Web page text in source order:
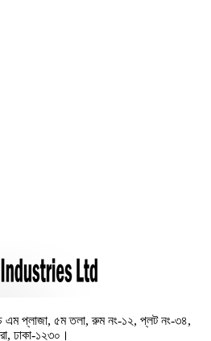
এম প্লাজা, ৫ম তলা, রুম নং-১২, প্লট নং-৩৪,
ঢাকা-১২৩০।